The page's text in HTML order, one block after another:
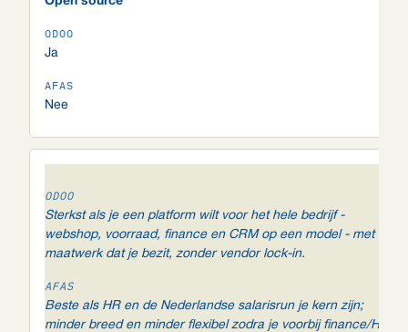
Ja
Nee
Sterkst als je een platform wilt voor het hele bedrijf -
webshop, voorraad, finance en CRM op een model - met
maatwerk dat je bezit, zonder vendor lock-in.
Beste als HR en de Nederlandse salarisrun je kern zijn;
minder breed en minder flexibel zodra je voorbij finance/HR